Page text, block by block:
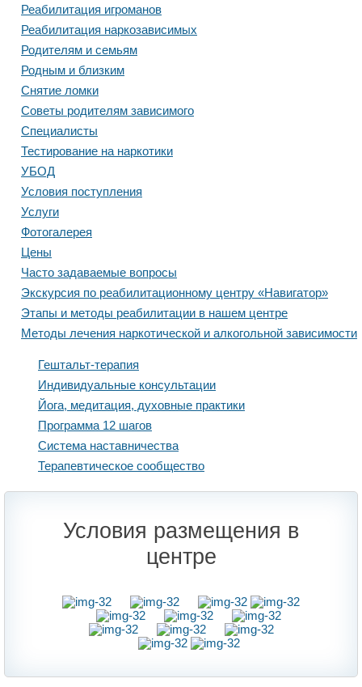
Реабилитация игроманов
Реабилитация наркозависимых
Родителям и семьям
Родным и близким
Снятие ломки
Советы родителям зависимого
Специалисты
Тестирование на наркотики
УБОД
Условия поступления
Услуги
Фотогалерея
Цены
Часто задаваемые вопросы
Экскурсия по реабилитационному центру «Навигатор»
Этапы и методы реабилитации в нашем центре
Методы лечения наркотической и алкогольной зависимости
Гештальт-терапия
Индивидуальные консультации
Йога, медитация, духовные практики
Программа 12 шагов
Система наставничества
Терапевтическое сообщество
Условия размещения в
центре